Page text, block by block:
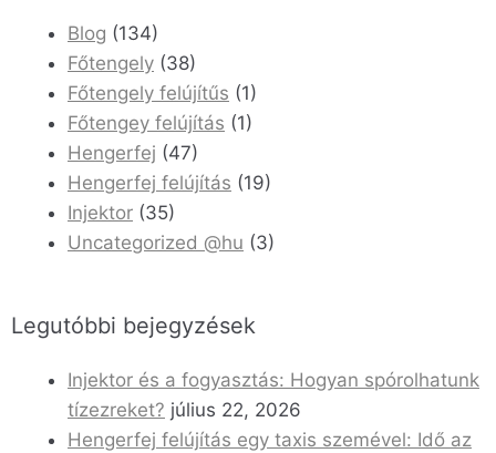
Blog (134)
Főtengely (38)
Főtengely felújítűs (1)
Főtengey felújítás (1)
Hengerfej (47)
Hengerfej felújítás (19)
Injektor (35)
Uncategorized @hu (3)
Legutóbbi bejegyzések
Injektor és a fogyasztás: Hogyan spórolhatunk
tízezreket? július 22, 2026
Hengerfej felújítás egy taxis szemével: Idő az